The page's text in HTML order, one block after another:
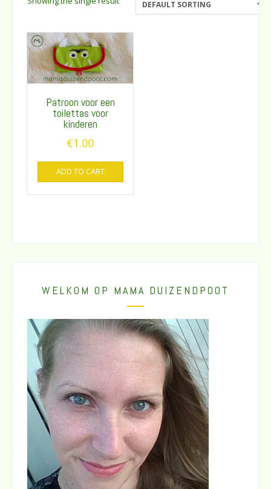
Patroon voor een
toilettas voor
kinderen
€1.00
ADD TO CART
WELKOM OP MAMA DUIZENDPOOT